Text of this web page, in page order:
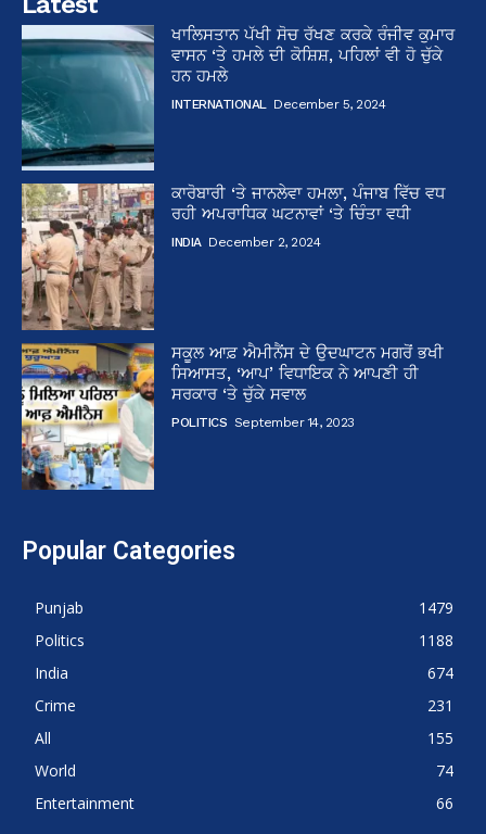
ਖਾਲਿਸਤਾਨ ਪੱਖੀ ਸੋਚ ਰੱਖਣ ਕਰਕੇ ਰੰਜੀਵ ਕੁਮਾਰ
ਵਾਸਨ ‘ਤੇ ਹਮਲੇ ਦੀ ਕੋਸ਼ਿਸ਼, ਪਹਿਲਾਂ ਵੀ ਹੋ ਚੁੱਕੇ
ਹਨ ਹਮਲੇ
INTERNATIONAL December 5, 2024
ਕਾਰੋਬਾਰੀ ‘ਤੇ ਜਾਨਲੇਵਾ ਹਮਲਾ, ਪੰਜਾਬ ਵਿੱਚ ਵਧ
ਰਹੀ ਅਪਰਾਧਿਕ ਘਟਨਾਵਾਂ ‘ਤੇ ਚਿੰਤਾ ਵਧੀ
INDIA December 2, 2024
ਸਕੂਲ ਆਫ਼ ਐਮੀਨੈਂਸ ਦੇ ਉਦਘਾਟਨ ਮਗਰੋਂ ਭਖੀ
ਸਿਆਸਤ, ‘ਆਪ’ ਵਿਧਾਇਕ ਨੇ ਆਪਣੀ ਹੀ
ਸਰਕਾਰ ‘ਤੇ ਚੁੱਕੇ ਸਵਾਲ
POLITICS September 14, 2023
Popular Categories
Punjab
1479
Politics
1188
India
674
Crime
231
All
155
World
74
Entertainment
66